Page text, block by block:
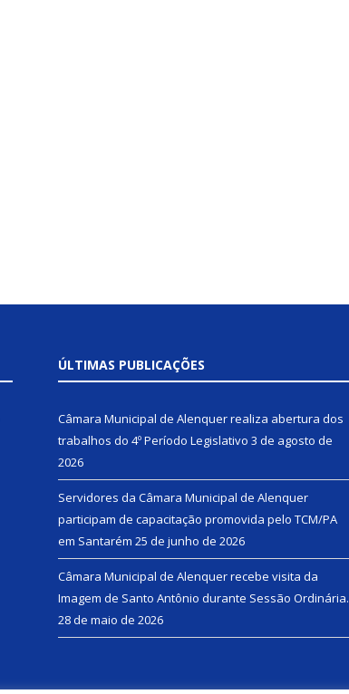
ÚLTIMAS PUBLICAÇÕES
Câmara Municipal de Alenquer realiza abertura dos
trabalhos do 4º Período Legislativo 3 de agosto de
2026
Servidores da Câmara Municipal de Alenquer
participam de capacitação promovida pelo TCM/PA
em Santarém 25 de junho de 2026
Câmara Municipal de Alenquer recebe visita da
Imagem de Santo Antônio durante Sessão Ordinária.
28 de maio de 2026